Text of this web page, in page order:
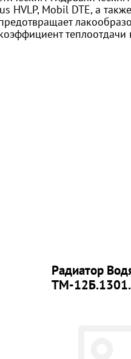
HVLP, Mobil DTE, а
Радиатор
ТМ-